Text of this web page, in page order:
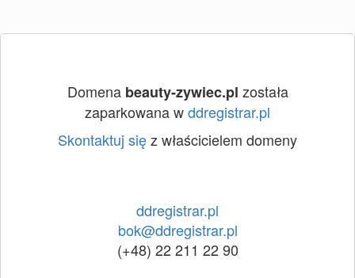
Domena beauty-zywiec.pl została
zaparkowana wddregistrar.pl
Skontaktuj sięz właścicielem domeny
ddregistrar.pl
bok@ddregistrar.pl
(+48) 22 211 22 90